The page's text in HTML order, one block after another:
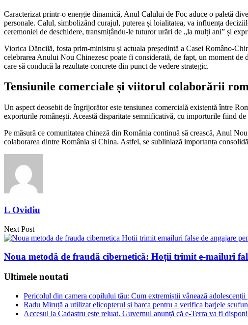
Caracterizat printr-o energie dinamică, Anul Calului de Foc aduce o paletă
personale. Calul, simbolizând curajul, puterea și loialitatea, va influența
ceremoniei de deschidere, transmițându-le tuturor urări de „la mulți ani” și
Viorica Dăncilă, fosta prim-ministru și actuala președintă a Casei Româno-
celebrarea Anului Nou Chinezesc poate fi considerată, de fapt, un moment
care să conducă la rezultate concrete din punct de vedere strategic.
Tensiunile comerciale și viitorul colaborării
Un aspect deosebit de îngrijorător este tensiunea comercială existentă între
exporturile românești. Această disparitate semnificativă, cu importurile fiind
Pe măsură ce comunitatea chineză din România continuă să crească, Anul
colaborarea dintre România și China. Astfel, se subliniază importanța
L Ovidiu
Next Post
Noua metodă de fraudă cibernetică: Hoții trimit e-mailuri
Ultimele noutati
Pericolul din camera copilului tău: Cum extremiștii vânează
Radu Miruță a utilizat elicopterul și barca pentru a verifica barjele
Accesul la Cadastru este reluat. Guvernul anunță că e-Terra va fi